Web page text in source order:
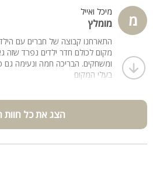
למי זה מתאים?
למשפחות, זוגות, קבוצות ציבור דתי וחרדי, עד 14
אירוח עם טאץ' אישי, באווירה כפרית
מ מיכל ואייל
מומלץ
התארחנו קבוצה של חברים עם
מקום לכולם חדר ילדים נפרד שזה
ומשחקים. הבריכה חמה ונעימה גם
בעלי המקום
הצג את כל